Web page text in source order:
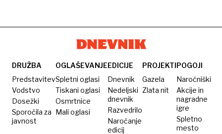
in
DRUŽBA
Predstavitev
Vodstvo
Dosežki
Sporočila za
javnost
OGLAŠEVANJE
Spletni oglasi
Tiskani oglasi
Osmrtnice
Mali oglasi
EDICIJE
Dnevnik
Nedeljski
dnevnik
Razvedrilo
Naročanje
edicij
PROJEKTI
Gazela
Zlata nit
POGOJI
Naročniški
Akcije in
nagradne
igre
Spletno
mesto